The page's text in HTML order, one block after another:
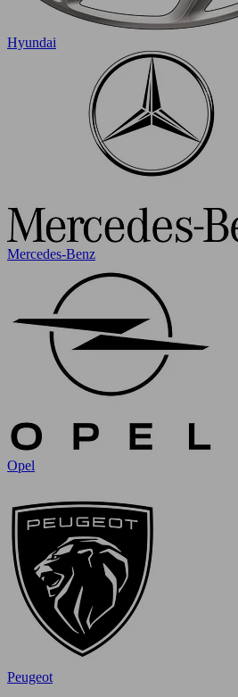
Hyundai
Mercedes-Benz
Opel
Peugeot